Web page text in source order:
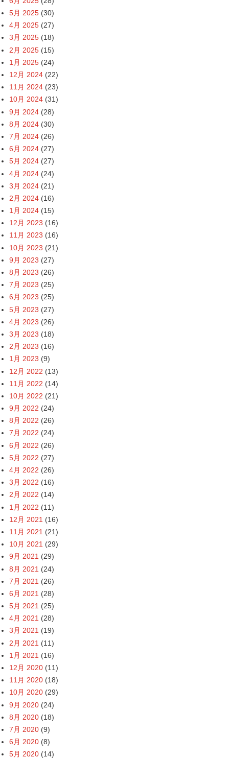
5月 2025 (30)
4月 2025 (27)
3月 2025 (18)
2月 2025 (15)
1月 2025 (24)
12月 2024 (22)
11月 2024 (23)
10月 2024 (31)
9月 2024 (28)
8月 2024 (30)
7月 2024 (26)
6月 2024 (27)
5月 2024 (27)
4月 2024 (24)
3月 2024 (21)
2月 2024 (16)
1月 2024 (15)
12月 2023 (16)
11月 2023 (16)
10月 2023 (21)
9月 2023 (27)
8月 2023 (26)
7月 2023 (25)
6月 2023 (25)
5月 2023 (27)
4月 2023 (26)
3月 2023 (18)
2月 2023 (16)
1月 2023 (9)
12月 2022 (13)
11月 2022 (14)
10月 2022 (21)
9月 2022 (24)
8月 2022 (26)
7月 2022 (24)
6月 2022 (26)
5月 2022 (27)
4月 2022 (26)
3月 2022 (16)
2月 2022 (14)
1月 2022 (11)
12月 2021 (16)
11月 2021 (21)
10月 2021 (29)
9月 2021 (29)
8月 2021 (24)
7月 2021 (26)
6月 2021 (28)
5月 2021 (25)
4月 2021 (28)
3月 2021 (19)
2月 2021 (11)
1月 2021 (16)
12月 2020 (11)
11月 2020 (18)
10月 2020 (29)
9月 2020 (24)
8月 2020 (18)
7月 2020 (9)
6月 2020 (8)
5月 2020 (14)